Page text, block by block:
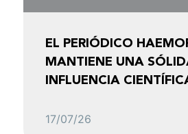
EL PERIÓDICO
MANTIENE UNA
INFLUENCIA
17/07/26